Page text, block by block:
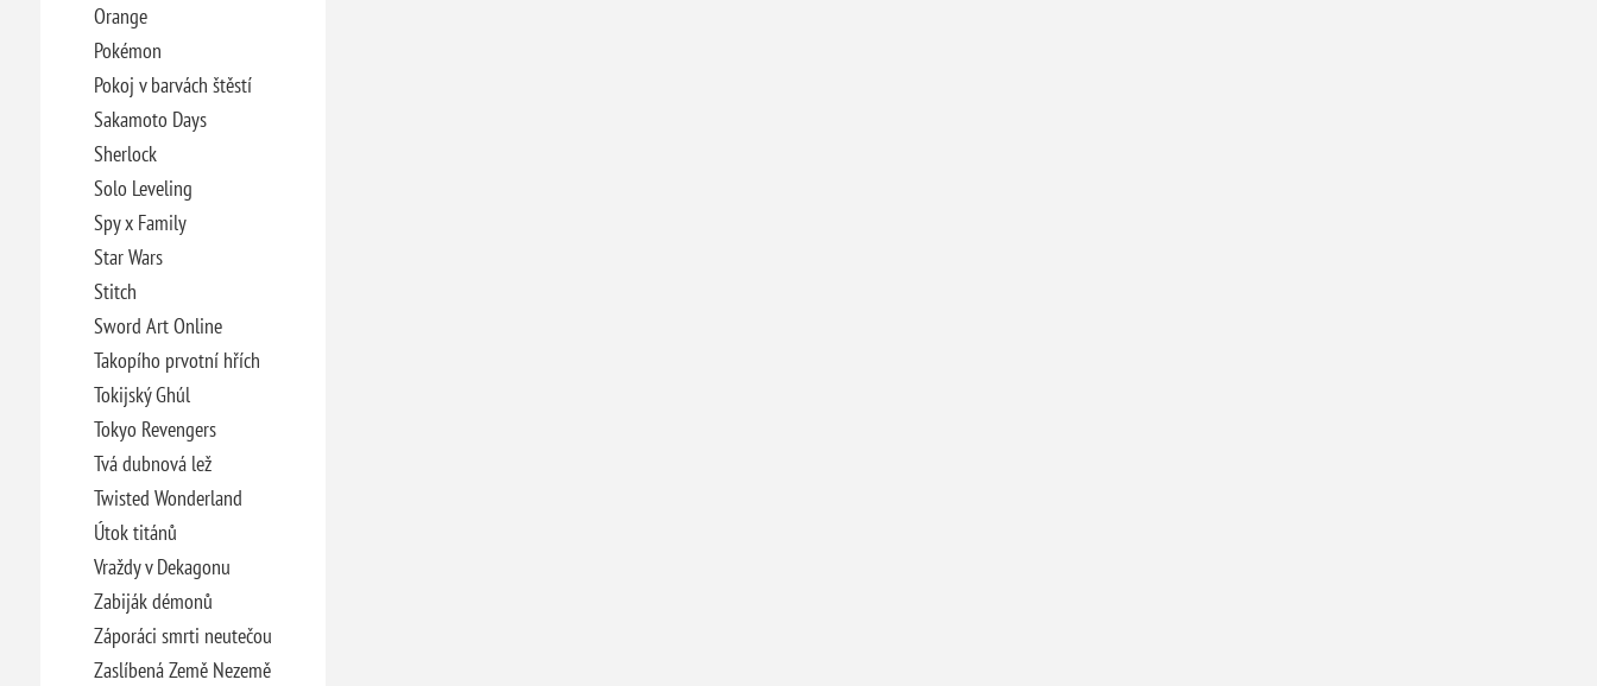
Orange
Pokémon
Pokoj v barvách štěstí
Sakamoto Days
Sherlock
Solo Leveling
Spy x Family
Star Wars
Stitch
Sword Art Online
Takopího prvotní hřích
Tokijský Ghúl
Tokyo Revengers
Tvá dubnová lež
Twisted Wonderland
Útok titánů
Vraždy v Dekagonu
Zabiják démonů
Záporáci smrti neutečou
Zaslíbená Země Nezemě